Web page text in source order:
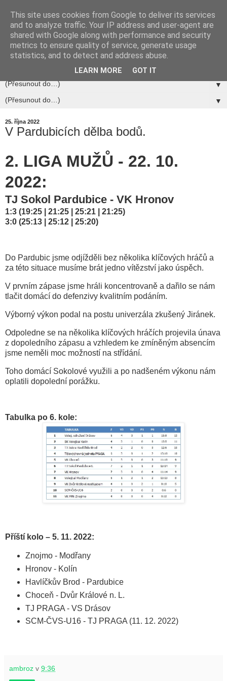
▼
▼
25. října 2022
V Pardubicích dělba bodů.
2. LIGA MUŽŮ - 22. 10.
2022:
TJ Sokol Pardubice - VK Hronov
1:3 (19:25 | 21:25 | 25:21 | 21:25)
3:0 (25:13 | 25:12 | 25:20)
Do Pardubic jsme odjížděli bez několika klíčových hráčů a
za této situace musíme brát jedno vítězství jako úspěch.
V prvním zápase jsme hráli koncentrovaně a dařilo se nám
tlačit domácí do defenzivy kvalitním podáním.
Výborný výkon podal na postu univerzála zkušený Jiránek.
Odpoledne se na několika klíčových hráčích projevila únava
z dopoledního zápasu a vzhledem ke zmíněným absencím
jsme neměli moc možností na střídání.
Toho domácí Sokolové využili a po nadšeném výkonu nám
oplatili dopolední porážku.
Tabulka po 6. kole:
Příští kolo – 5. 11. 2022:
Znojmo - Modřany
Hronov - Kolín
Havlíčkův Brod - Pardubice
Choceň - Dvůr Králové n. L.
TJ PRAGA - VS Drásov
SCM-ČVS-U16 - TJ PRAGA (11. 12. 2022)
ambroz v 9:36
This site uses cookies from Google to deliver its services
and to analyze traffic. Your IP address and user-agent are
shared with Google along with performance and security
metrics to ensure quality of service, generate usage
statistics, and to detect and address abuse.
LEARN MORE GOT IT